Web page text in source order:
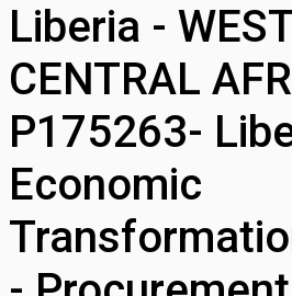
Liberia -
CENTRAL
P175263-
Economic